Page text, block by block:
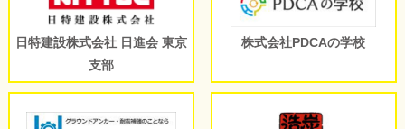
日特建設株式会社 日進会 東京
支部
株式会社PDCAの学校